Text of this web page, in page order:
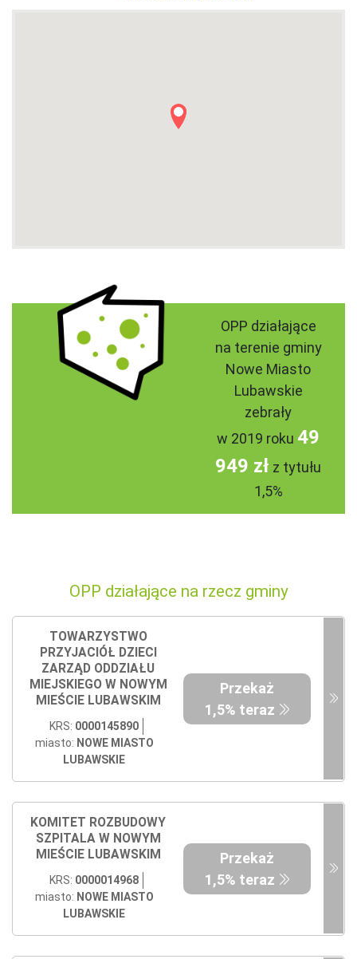
OPP działające
na terenie gminy
Nowe Miasto
Lubawskie
zebrały
w 2019 roku 49
949 zł z tytułu
1,5%
OPP działające na rzecz gminy
TOWARZYSTWO
PRZYJACIÓŁ DZIECI
ZARZĄD ODDZIAŁU
MIEJSKIEGO W NOWYM
MIEŚCIE LUBAWSKIM
KRS: 0000145890
miasto: NOWE MIASTO
LUBAWSKIE
Przekaż
1,5% teraz
KOMITET ROZBUDOWY
SZPITALA W NOWYM
MIEŚCIE LUBAWSKIM
KRS: 0000014968
miasto: NOWE MIASTO
LUBAWSKIE
Przekaż
1,5% teraz